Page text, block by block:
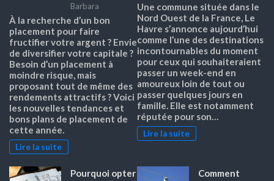
Barbara
À la recherche d’un bon
placement pour faire
fructifier votre argent ? Envie
de diversifier votre capitale ?
Besoin d’un placement à
moindre risque, mais
proposant tout de même des
rendements attractifs ? Voici
les nouvelles tendances et
bons plans de placement de
cette année.
Lire la suite
Une commune située dans le
Nord Ouest de la France, Le
Havre s’annonce aujourd’hui
comme l’une des destinations
incontournables du moment
pour ceux qui souhaiteraient
passer un week-end en
amoureux loin de tout ou
passer quelques jours en
famille. Elle est notamment
réputée pour son…
Lire la suite
Pourquoi opter
Comment